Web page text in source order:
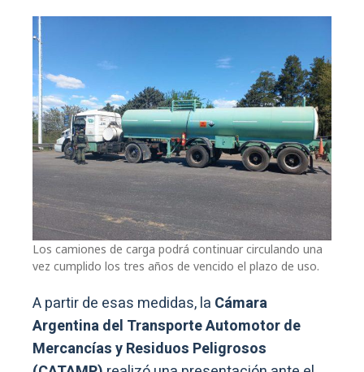
Los camiones de carga podrá continuar circulando una
vez cumplido los tres años de vencido el plazo de uso.
A partir de esas medidas, la Cámara
Argentina del Transporte Automotor de
Mercancías y Residuos Peligrosos